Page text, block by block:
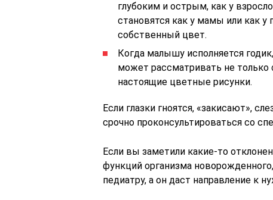
глубоким и острым, как у
становятся как у мамы или как
собственный цвет.
Когда малышу исполняется
может рассматривать не
настоящие цветные рисунки.
Если глазки гноятся, «закисают»,
срочно проконсультироваться со
Если вы заметили какие-то
функций организма
педиатру, а он даст направление к